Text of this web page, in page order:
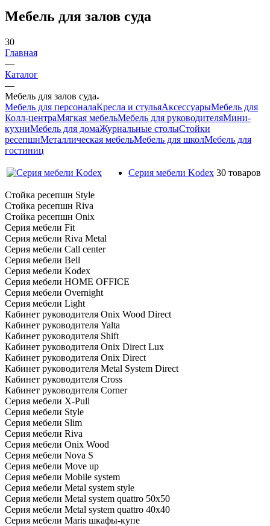
Мебель для залов суда
30
Главная
—
Каталог
—
Мебель для залов суда
Мебель для персоналаКресла и стульяАксессуарыМебель для
Колл-центраМягкая мебельМебель для руководителяМини-
кухниМебель для домаЖурнальные столыСтойки
ресепшнМеталлическая мебельМебель для школМебель для
гостиниц
Серия мебели Kodex 30 товаров
Стойка ресепшн Style
Стойка ресепшн Riva
Стойка ресепшн Onix
Серия мебели Fit
Серия мебели Riva Metal
Серия мебели Call center
Серия мебели Bell
Серия мебели Kodex
Серия мебели HOME OFFICE
Серия мебели Overnight
Серия мебели Light
Кабинет руководителя Onix Wood Direct
Кабинет руководителя Yalta
Кабинет руководителя Shift
Кабинет руководителя Onix Direct Lux
Кабинет руководителя Onix Direct
Кабинет руководителя Metal System Direct
Кабинет руководителя Cross
Кабинет руководителя Corner
Серия мебели X-Pull
Серия мебели Style
Серия мебели Slim
Серия мебели Riva
Серия мебели Onix Wood
Серия мебели Nova S
Серия мебели Move up
Серия мебели Mobile system
Серия мебели Metal system style
Серия мебели Metal system quattro 50x50
Серия мебели Metal system quattro 40x40
Серия мебели Maris шкафы-купе